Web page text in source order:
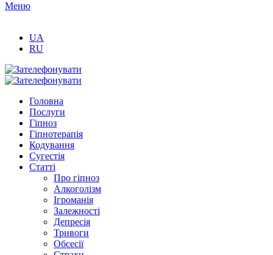
Меню
UA
RU
Головна
Послуги
Гіпноз
Гіпнотерапія
Кодування
Сугестія
Статті
Про гіпноз
Алкоголізм
Ігроманія
Залежності
Депресія
Тривоги
Обсесії